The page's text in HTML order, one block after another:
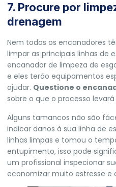
7. Procure por
drenagem
Nem todos os encanadores
limpar as principais linhas de
encanador de limpeza de
e eles terão equipamentos
ajudar. Questione o
sobre o que o processo
Alguns tamancos não são
indicar danos à sua linha de
linhas limpas e tomou o
entupimento, isso pode
um profissional inspecionar
economizar muito estresse e